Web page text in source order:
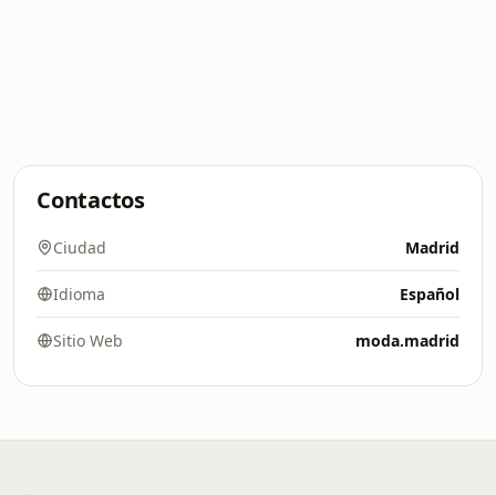
Contactos
Ciudad Madrid
Idioma Español
Sitio Web moda.madrid